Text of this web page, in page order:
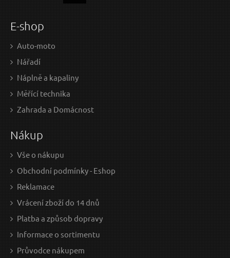
E-shop
Auto-moto
Nářadí
Náplně a kapaliny
Měřící technika
Zahrada a Domácnost
Nákup
Vše o nákupu
Obchodní podmínky - Eshop
Reklamace
Vrácení zboží do 14 dnů
Platba a způsob dopravy
Informace o sortimentu
Průvodce nákupem